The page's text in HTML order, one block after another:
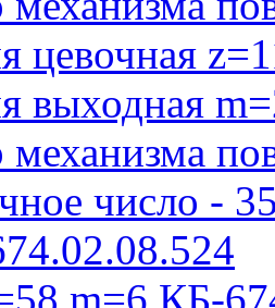
цевочная
выходная
механизма
число -
m=6 КБ-